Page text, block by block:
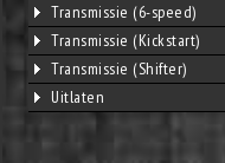
Transmissie (6-speed)
Transmissie (Kickstart)
Transmissie (Shifter)
Uitlaten